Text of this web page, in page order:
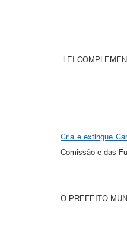
LEI
Cria e extingue
Comissão e das
O PREFEITO